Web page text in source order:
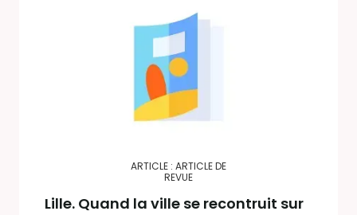
ARTICLE : ARTICLE DE
REVUE
Lille. Quand la ville se recontruit sur